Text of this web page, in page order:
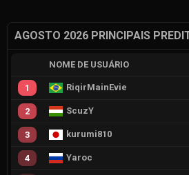
AGOSTO 2026 PRINCIPAIS
NOME DE USUÁRIO
1 RiqirMainEvie
2 ScuzY
3 kurumi810
4 Yaroc